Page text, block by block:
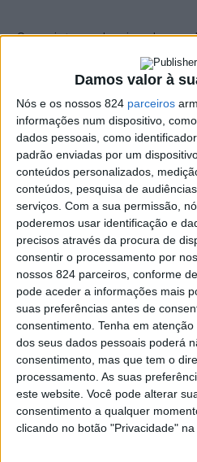
Damos valor à
Nós e os nossos 824 parceiros
informações num dispositivo,
dados pessoais, como
padrão enviadas por um
conteúdos personalizados,
conteúdos, pesquisa de
serviços. Com a sua permissão,
poderemos usar identificação e
precisos através da procura de
consentir o processamento por
nossos 824 parceiros, conforme
pode aceder a informações mais
suas preferências antes de
consentimento. Tenha em
dos seus dados pessoais poderá
consentimento, mas que tem o
processamento. As suas
este website. Você pode alterar
consentimento a qualquer
clicando no botão "Privacidade"
Os projetos seleccionados
diversidade e o impacto do
escolhidas as candidaturas da
Desenvolvimento Rural do
Casa da Misericórdia de Ponte
com o apoio das incubadoras
Politécnico de Portalegre, que
EDP neste programa
fins lucrativos, especialmente
inclusão e eficiência
O ECAS – Economia,
Sustentabilidade foi o projecto
Profissional de
que conta com a Tertuliatroféu